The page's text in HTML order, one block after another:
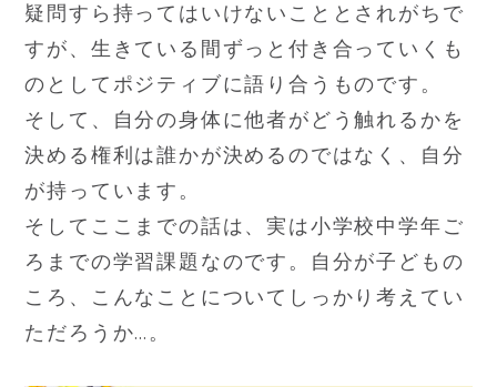
疑問すら持ってはいけないこととされがちで
すが、生きている間ずっと付き合っていくも
のとしてポジティブに語り合うものです。
そして、自分の身体に他者がどう触れるかを
決める権利は誰かが決めるのではなく、自分
が持っています。
そしてここまでの話は、実は小学校中学年ご
ろまでの学習課題なのです。自分が子どもの
ころ、こんなことについてしっかり考えてい
ただろうか…。